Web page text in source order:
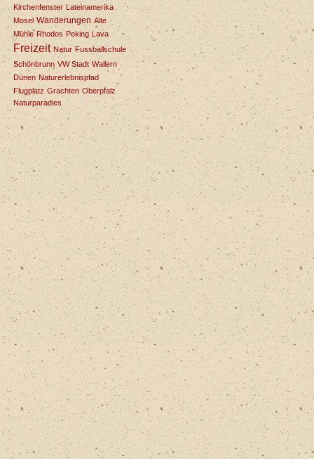
Kirchenfenster Lateinamerika
Mosel Wanderungen Alte
Mühle Rhodos Peking Lava
Freizeit Natur Fussballschule
Schönbrunn VW Stadt Wallern
Dünen Naturerlebnispfad
Flugplatz Grachten Oberpfalz
Naturparadies